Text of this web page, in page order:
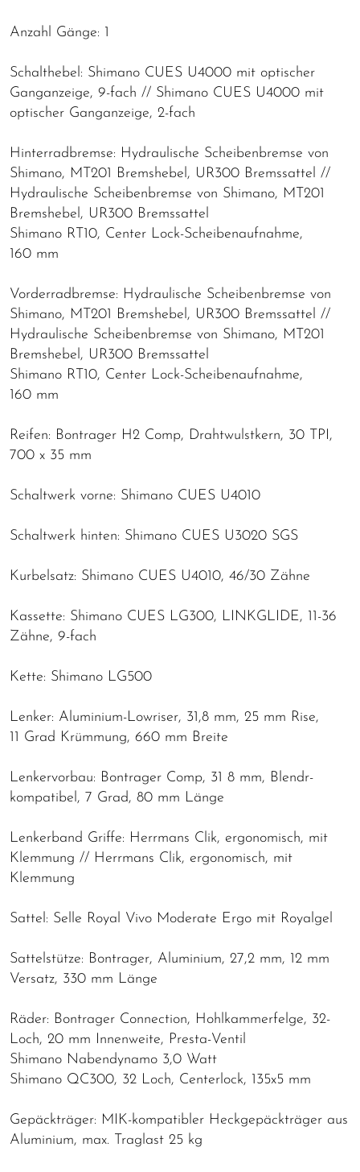
Anzahl Gänge: 1
Schalthebel: Shimano CUES U4000 mit optischer
Ganganzeige, 9-fach // Shimano CUES U4000 mit
optischer Ganganzeige, 2-fach
Hinterradbremse: Hydraulische Scheibenbremse von
Shimano, MT201 Bremshebel, UR300 Bremssattel //
Hydraulische Scheibenbremse von Shimano, MT201
Bremshebel, UR300 Bremssattel
Shimano RT10, Center Lock-Scheibenaufnahme,
160 mm
Vorderradbremse: Hydraulische Scheibenbremse von
Shimano, MT201 Bremshebel, UR300 Bremssattel //
Hydraulische Scheibenbremse von Shimano, MT201
Bremshebel, UR300 Bremssattel
Shimano RT10, Center Lock-Scheibenaufnahme,
160 mm
Reifen: Bontrager H2 Comp, Drahtwulstkern, 30 TPI,
700 x 35 mm
Schaltwerk vorne: Shimano CUES U4010
Schaltwerk hinten: Shimano CUES U3020 SGS
Kurbelsatz: Shimano CUES U4010, 46/30 Zähne
Kassette: Shimano CUES LG300, LINKGLIDE, 11-36
Zähne, 9-fach
Kette: Shimano LG500
Lenker: Aluminium-Lowriser, 31,8 mm, 25 mm Rise,
11 Grad Krümmung, 660 mm Breite
Lenkervorbau: Bontrager Comp, 31 8 mm, Blendr-
kompatibel, 7 Grad, 80 mm Länge
Lenkerband Griffe: Herrmans Clik, ergonomisch, mit
Klemmung // Herrmans Clik, ergonomisch, mit
Klemmung
Sattel: Selle Royal Vivo Moderate Ergo mit Royalgel
Sattelstütze: Bontrager, Aluminium, 27,2 mm, 12 mm
Versatz, 330 mm Länge
Räder: Bontrager Connection, Hohlkammerfelge, 32-
Loch, 20 mm Innenweite, Presta-Ventil
Shimano Nabendynamo 3,0 Watt
Shimano QC300, 32 Loch, Centerlock, 135x5 mm
Gepäckträger: MIK-kompatibler Heckgepäckträger aus
Aluminium, max. Traglast 25 kg